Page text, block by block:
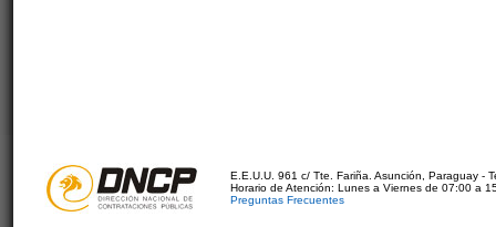
E.E.U.U. 961 c/ Tte. Fariña. Asunción, Paraguay -
Horario de Atención: Lunes a Viernes de 07:00 a
Preguntas Frecuentes